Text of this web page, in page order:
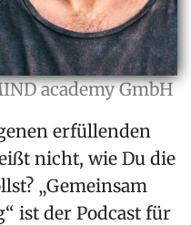
academy GmbH
erfüllenden
nicht, wie Du die
„Gemeinsam
ist der Podcast für